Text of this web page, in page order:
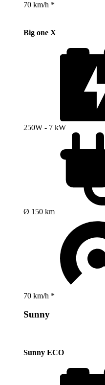
70 km/h *
Big one X
250W - 7 kW
Ø 150 km
70 km/h *
Sunny
Sunny ECO